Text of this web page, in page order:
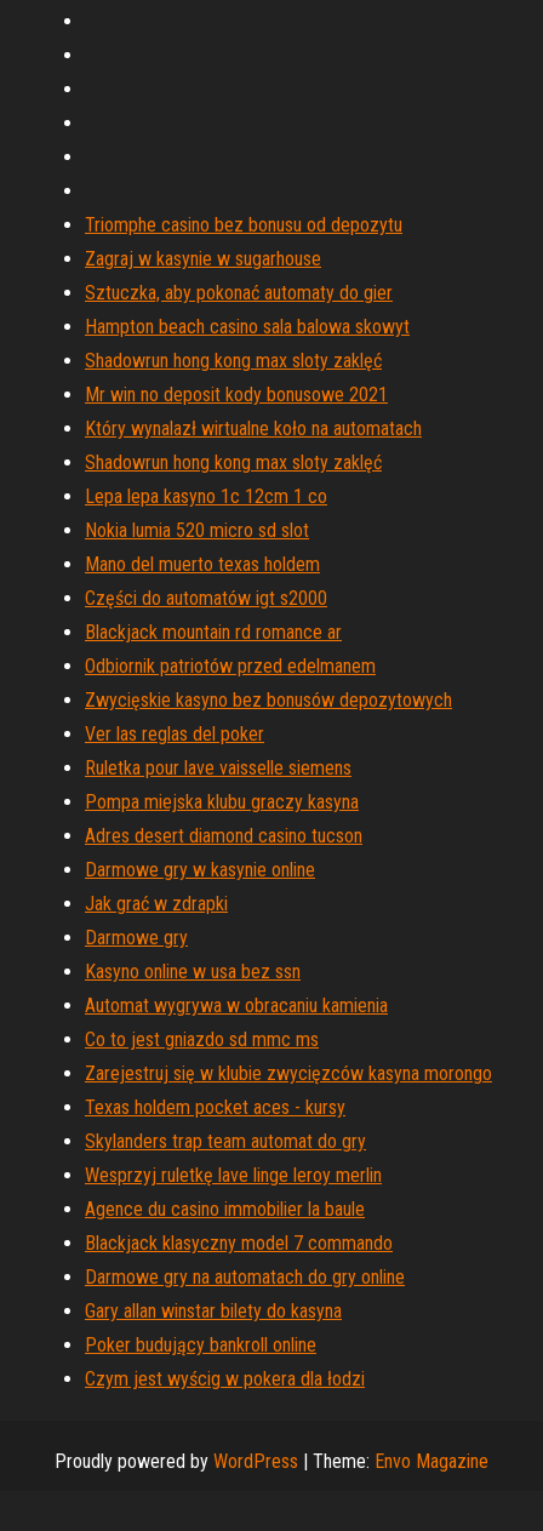
Triomphe casino bez bonusu od depozytu
Zagraj w kasynie w sugarhouse
Sztuczka, aby pokonać automaty do gier
Hampton beach casino sala balowa skowyt
Shadowrun hong kong max sloty zaklęć
Mr win no deposit kody bonusowe 2021
Który wynalazł wirtualne koło na automatach
Shadowrun hong kong max sloty zaklęć
Lepa lepa kasyno 1c 12cm 1 co
Nokia lumia 520 micro sd slot
Mano del muerto texas holdem
Części do automatów igt s2000
Blackjack mountain rd romance ar
Odbiornik patriotów przed edelmanem
Zwycięskie kasyno bez bonusów depozytowych
Ver las reglas del poker
Ruletka pour lave vaisselle siemens
Pompa miejska klubu graczy kasyna
Adres desert diamond casino tucson
Darmowe gry w kasynie online
Jak grać w zdrapki
Darmowe gry
Kasyno online w usa bez ssn
Automat wygrywa w obracaniu kamienia
Co to jest gniazdo sd mmc ms
Zarejestruj się w klubie zwycięzców kasyna morongo
Texas holdem pocket aces - kursy
Skylanders trap team automat do gry
Wesprzyj ruletkę lave linge leroy merlin
Agence du casino immobilier la baule
Blackjack klasyczny model 7 commando
Darmowe gry na automatach do gry online
Gary allan winstar bilety do kasyna
Poker budujący bankroll online
Czym jest wyścig w pokera dla łodzi
Proudly powered by WordPress | Theme: Envo Magazine